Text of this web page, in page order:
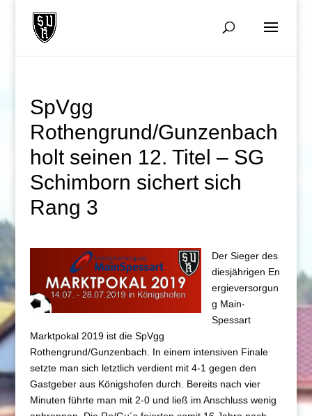
SpVgg
Rothengrund/Gunzenbach
holt seinen 12. Titel – SG
Schimborn sichert sich
Rang 3
Der Sieger des
diesjährigen En
ergieversorgun
g Main-
Spessart
Marktpokal 2019 ist die SpVgg
Rothengrund/Gunzenbach. In einem intensiven Finale
setzte man sich letztlich verdient mit 4-1 gegen den
Gastgeber aus Königshofen durch. Bereits nach vier
Minuten führte man mit 2-0 und ließ im Anschluss wenig